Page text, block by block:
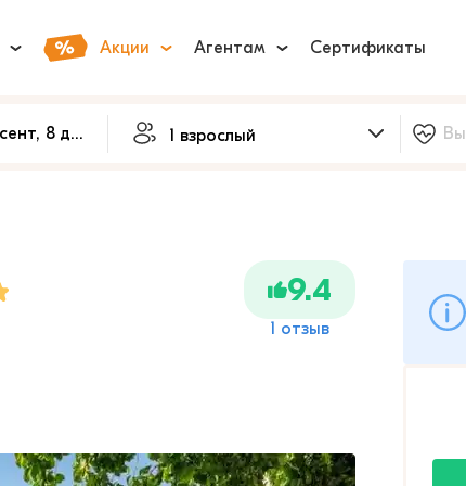
Акции Агентам Сертификаты
9.4
1 отзыв